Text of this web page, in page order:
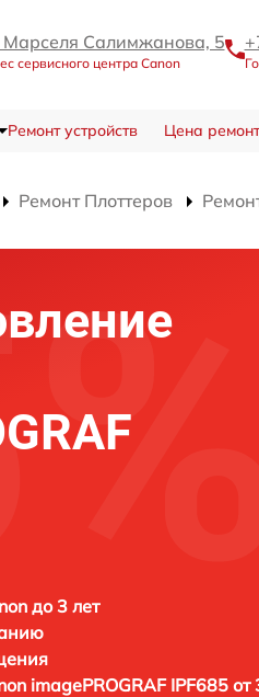
Марселя Салимжанова, 5
сервисного центра Canon
Ремонт устройств Цена
Ремонт Плоттеров
до 3 лет
imagePROGRAF IPF685 от